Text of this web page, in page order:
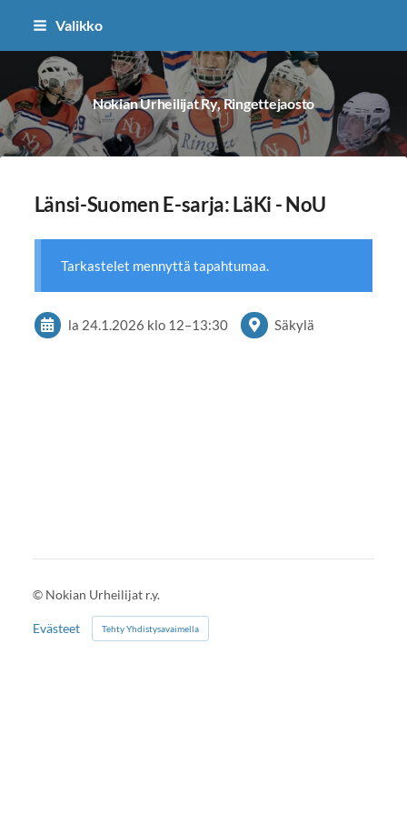
Siirry
sisältöön
Valikko
Nokian Urheilijat Ry, Ringettejaosto
Länsi-Suomen E-sarja: LäKi - NoU
Tarkastelet mennyttä tapahtumaa.
la 24.1.2026 klo 12–13:30 Säkylä
© Nokian Urheilijat r.y.
Evästeet Tehty Yhdistysavaimella